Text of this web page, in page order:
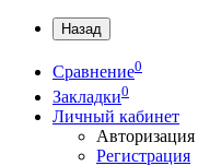
Назад
Сравнение0
Закладки0
Личный кабинет
Авторизация
Регистрация